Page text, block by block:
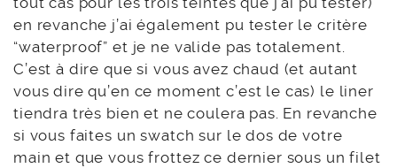
en revanche j’ai également pu tester le critère
“waterproof” et je ne valide pas totalement.
C’est à dire que si vous avez chaud (et autant
vous dire qu’en ce moment c’est le cas) le liner
tiendra très bien et ne coulera pas. En revanche
si vous faites un swatch sur le dos de votre
main et que vous frottez ce dernier sous un filet